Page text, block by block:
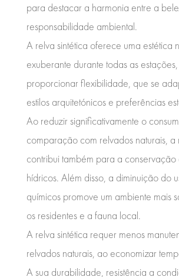
para destacar a harmonia entre a
responsabilidade ambiental.
A relva sintética oferece uma estética
exuberante durante todas as
proporcionar flexibilidade, que se
estilos arquitetónicos e preferências
Ao reduzir significativamente o
comparação com relvados naturais, a
contribui também para a conservação
hídricos. Além disso, a diminuição do
químicos promove um ambiente mais
os residentes e a fauna local.
A relva sintética requer menos
relvados naturais, ao economizar
A sua durabilidade, resistência a